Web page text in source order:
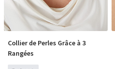
COMMANDER
Collier de Perles Grâce à 3
Rangées